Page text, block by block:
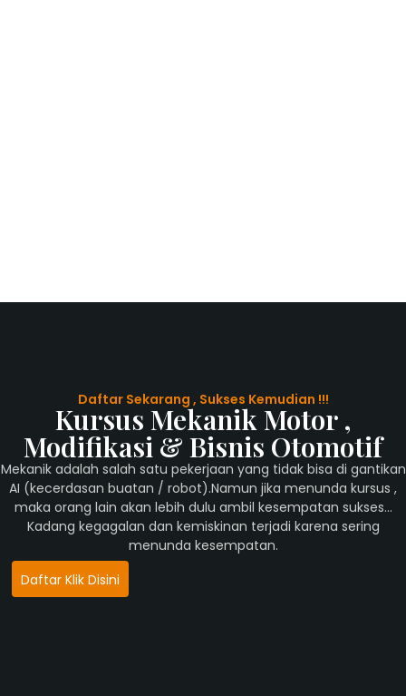
Daftar Sekarang , Sukses Kemudian !!!
Kursus Mekanik Motor ,
Modifikasi & Bisnis Otomotif
Mekanik adalah salah satu pekerjaan yang tidak bisa di gantikan
AI (kecerdasan buatan / robot).Namun jika menunda kursus ,
maka orang lain akan lebih dulu ambil kesempatan sukses…
Kadang kegagalan dan kemiskinan terjadi karena sering
menunda kesempatan.
Daftar Klik Disini